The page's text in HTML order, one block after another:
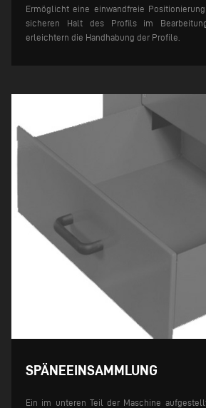
Ermöglicht eine einwandfreie
sicheren Halt des Profils im
erleichtern die Handhabung der Profile.
SPÄNEEINSAMMLUNG
Ein im unteren Teil der Maschine